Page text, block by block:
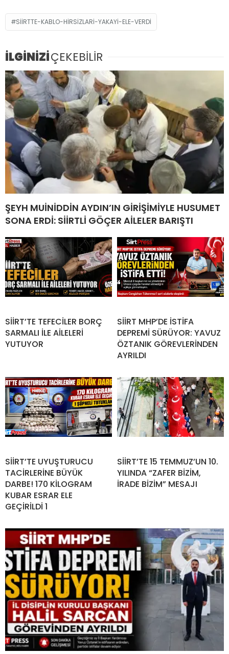
SIIRTTE-KABLO-HIRSIZLARI-YAKAYI-ELE-VERDI
İLGİNİZİÇEKEBİLİR
ŞEYH MUİNİDDİN AYDIN’IN GİRİŞİMİYLE HUSUMET
SONA ERDİ: SİİRTLİ GÖÇER AİLELER BARIŞTI
SİİRT’TE TEFECİLER BORÇ
SARMALI İLE AİLELERİ
YUTUYOR
SİİRT MHP’DE İSTİFA
DEPREMİ SÜRÜYOR: YAVUZ
ÖZTANIK GÖREVLERİNDEN
AYRILDI
SİİRT’TE UYUŞTURUCU
TACİRLERİNE BÜYÜK
DARBE! 170 KİLOGRAM
KUBAR ESRAR ELE
GEÇİRİLDİ 1
SİİRT’TE 15 TEMMUZ’UN 10.
YILINDA “ZAFER BİZİM,
İRADE BİZİM” MESAJI